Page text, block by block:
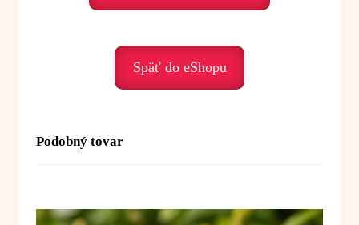
Podporuje nás, keď prežívame:
• úzkosť – prináša pokoj
• psychické vyčerpanie – osviežuje myseľ
• napätie – uvoľňuje
• potrebu uzemnenia – stabilizuje energiu
Späť do eShopu
Podobný tovar